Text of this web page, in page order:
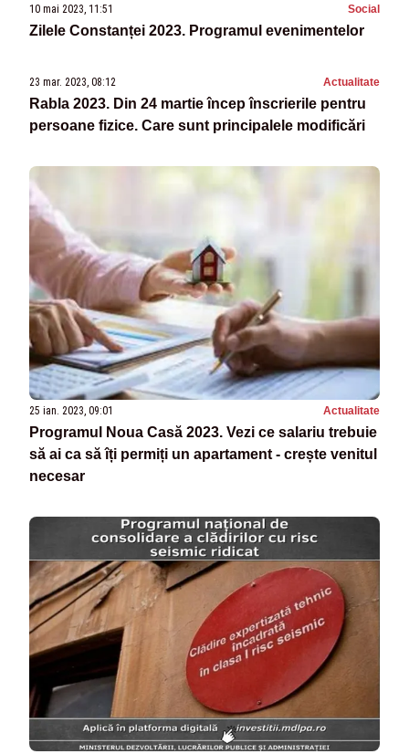
10 mai 2023, 11:51 Social
Zilele Constanței 2023. Programul evenimentelor
23 mar. 2023, 08:12 Actualitate
Rabla 2023. Din 24 martie încep înscrierile pentru
persoane fizice. Care sunt principalele modificări
25 ian. 2023, 09:01 Actualitate
Programul Noua Casă 2023. Vezi ce salariu trebuie
să ai ca să îți permiți un apartament - crește venitul
necesar